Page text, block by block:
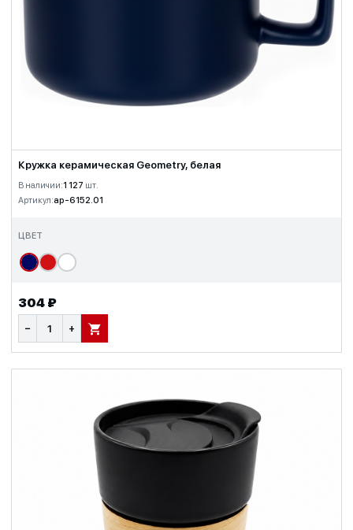
Кружка керамическая Geometry, белая
В наличии:1 127 шт.
Артикул:ap-6152.01
ЦВЕТ
304 ₽
− + В КОРЗИНУ